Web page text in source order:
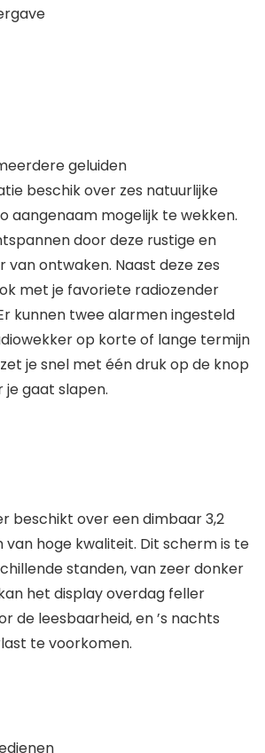
geluiden
beschik over zes natuurlijke
aangenaam mogelijk te wekken.
door deze rustige en
van ontwaken. Naast deze zes
met je favoriete radiozender
kunnen twee alarmen ingesteld
op korte of lange termijn
je snel met één druk op de knop
gaat slapen.
beschikt over een dimbaar 3,2
van hoge kwaliteit. Dit scherm is te
standen, van zeer donker
het display overdag feller
de leesbaarheid, en ’s nachts
te voorkomen.